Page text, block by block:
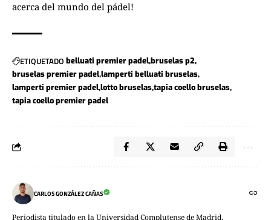
acerca del mundo del pádel!
ETIQUETADO belluati premier padelbruselas p2
bruselas premier padellamperti belluati bruselas
lamperti premier padellotto bruselastapia coello bruselas
tapia coello premier padel
CARLOS GONZÁLEZ CAÑAS
Periodista titulado en la Universidad Complutense de Madrid.